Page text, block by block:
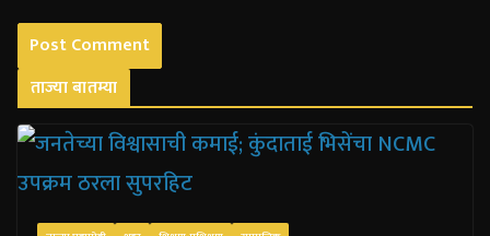
ताज्या बातम्या